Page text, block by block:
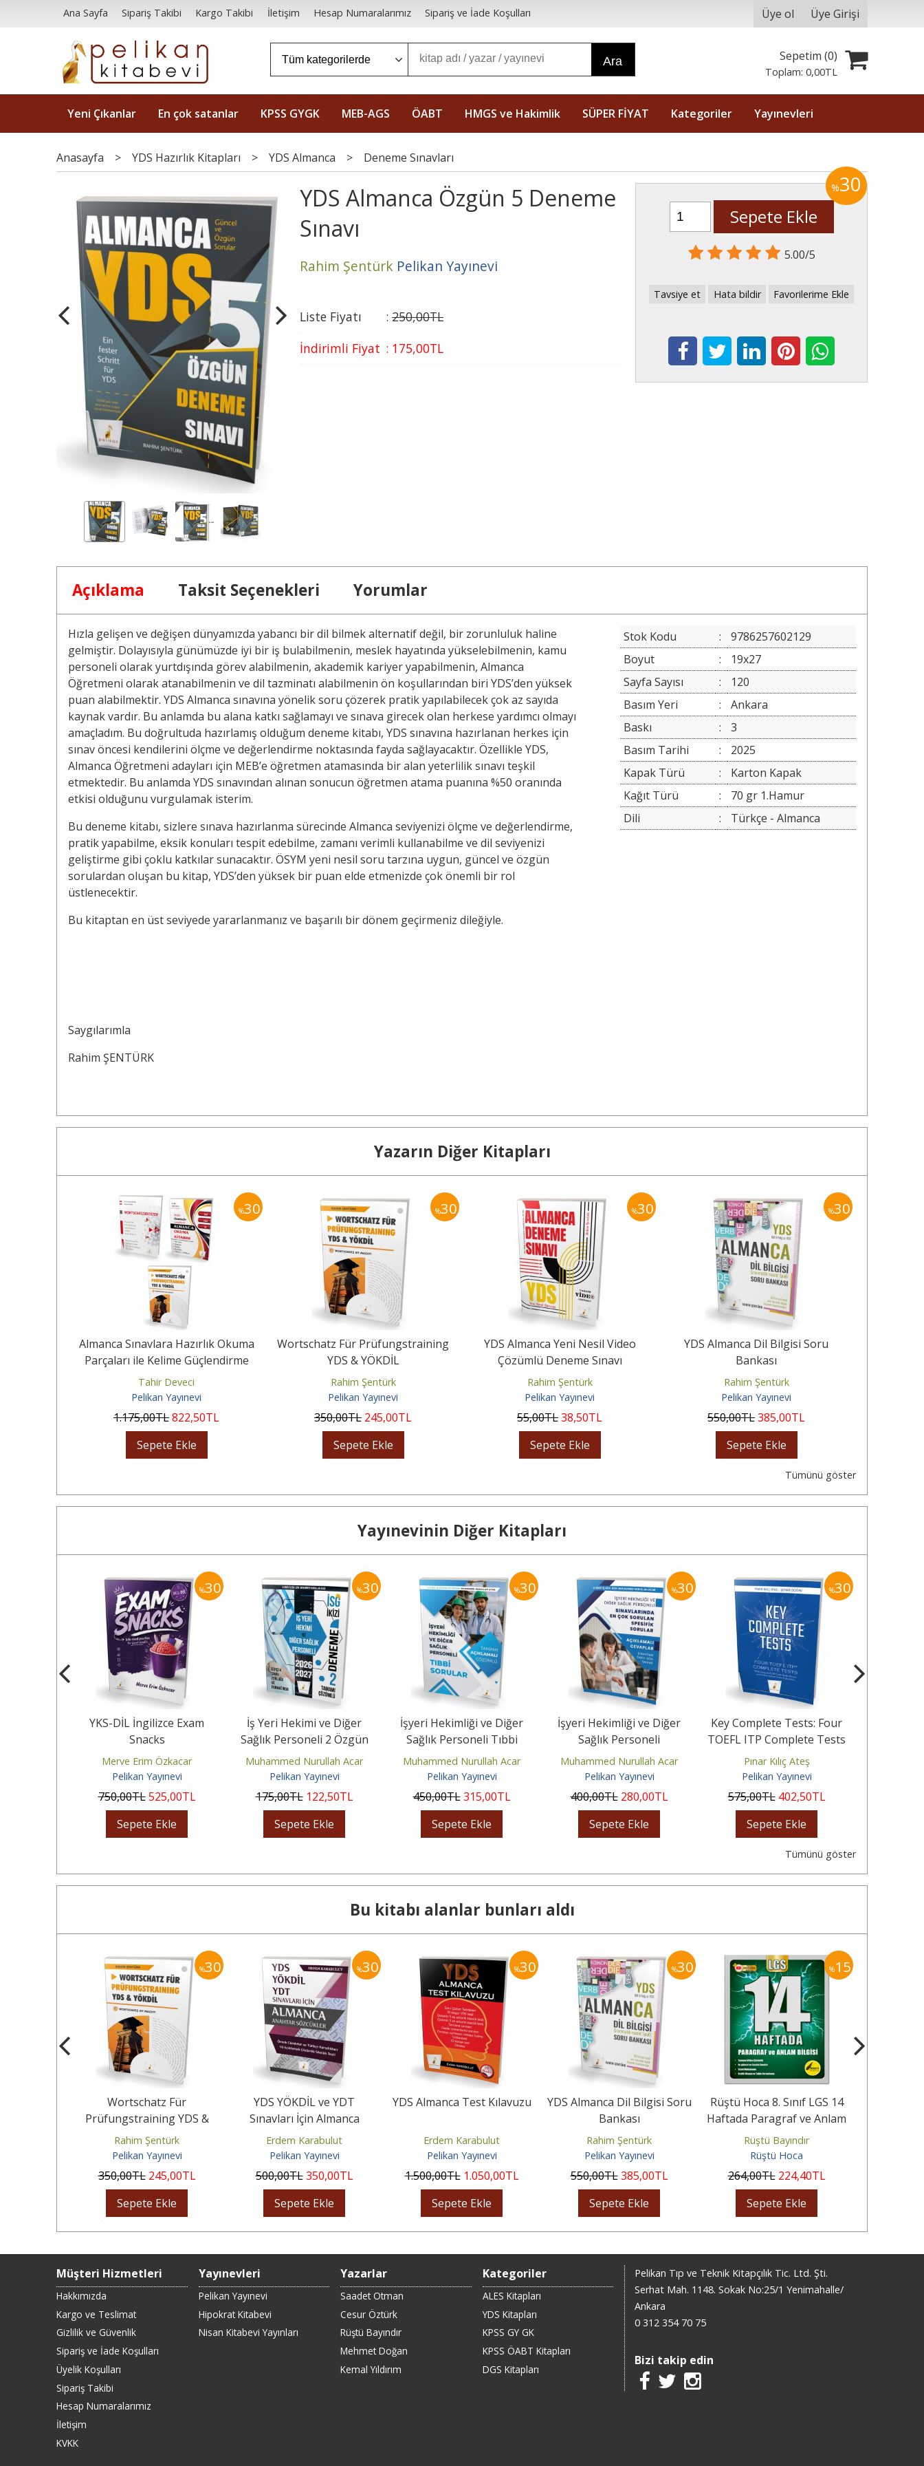
Ana Sayfa Sipariş Takibi Kargo Takibi İletişim Hesap Numaralarımız Sipariş ve İade Koşulları Üye ol Üye Girişi
Ara Sepetim (0)
Toplam:0,00TL
Yeni Çıkanlar En çok satanlar KPSS GYGK MEB-AGS ÖABT HMGS ve Hakimlik SÜPER FİYAT Kategoriler Yayınevleri
Anasayfa > YDS Hazırlık Kitapları > YDS Almanca > Deneme Sınavları
YDS Almanca Özgün 5 Deneme
Sınavı
Rahim Şentürk Pelikan Yayınevi
Liste Fiyatı : 250,00TL
İndirimli Fiyat : 175,00TL
%30
Sepete Ekle
5.00/5
Tavsiye et Hata bildir Favorilerime Ekle
Açıklama Taksit Seçenekleri Yorumlar
Hızla gelişen ve değişen dünyamızda yabancı bir dil bilmek alternatif değil, bir zorunluluk haline
gelmiştir. Dolayısıyla günümüzde iyi bir iş bulabilmenin, meslek hayatında yükselebilmenin, kamu
personeli olarak yurtdışında görev alabilmenin, akademik kariyer yapabilmenin, Almanca
Öğretmeni olarak atanabilmenin ve dil tazminatı alabilmenin ön koşullarından biri YDS’den yüksek
puan alabilmektir. YDS Almanca sınavına yönelik soru çözerek pratik yapılabilecek çok az sayıda
kaynak vardır. Bu anlamda bu alana katkı sağlamayı ve sınava girecek olan herkese yardımcı olmayı
amaçladım. Bu doğrultuda hazırlamış olduğum deneme kitabı, YDS sınavına hazırlanan herkes için
sınav öncesi kendilerini ölçme ve değerlendirme noktasında fayda sağlayacaktır. Özellikle YDS,
Almanca Öğretmeni adayları için MEB’e öğretmen atamasında bir alan yeterlilik sınavı teşkil
etmektedir. Bu anlamda YDS sınavından alınan sonucun öğretmen atama puanına %50 oranında
etkisi olduğunu vurgulamak isterim.
Bu deneme kitabı, sizlere sınava hazırlanma sürecinde Almanca seviyenizi ölçme ve değerlendirme,
pratik yapabilme, eksik konuları tespit edebilme, zamanı verimli kullanabilme ve dil seviyenizi
geliştirme gibi çoklu katkılar sunacaktır. ÖSYM yeni nesil soru tarzına uygun, güncel ve özgün
sorulardan oluşan bu kitap, YDS’den yüksek bir puan elde etmenizde çok önemli bir rol
üstlenecektir.
Bu kitaptan en üst seviyede yararlanmanız ve başarılı bir dönem geçirmeniz dileğiyle.
Saygılarımla
Rahim ŞENTÜRK
Stok Kodu :
9786257602129
Boyut
:
19x27
Sayfa Sayısı
:
120
Basım Yeri
:
Ankara
Baskı
:
3
Basım Tarihi
:
2025
Kapak Türü
:
Karton Kapak
Kağıt Türü
:
70 gr 1.Hamur
Dili
: Türkçe - Almanca
Yazarın Diğer Kitapları
%30
Almanca Sınavlara Hazırlık Okuma
Parçaları ile Kelime Güçlendirme
Seti
Tahir Deveci
Pelikan Yayınevi
1.175,00TL822,50TL
Sepete Ekle
%30
Wortschatz Für Prüfungstraining
YDS & YÖKDİL
Rahim Şentürk
Pelikan Yayınevi
350,00TL 245,00TL
Sepete Ekle
%30
YDS Almanca Yeni Nesil Video
Çözümlü Deneme Sınavı
Rahim Şentürk
Pelikan Yayınevi
55,00TL38,50TL
Sepete Ekle
%30
YDS Almanca Dil Bilgisi Soru
Bankası
Rahim Şentürk
Pelikan Yayınevi
550,00TL385,00TL
Sepete Ekle
Tümünü göster
Yayınevinin Diğer Kitapları
%30
YKS-DİL İngilizce Exam
Snacks
Merve Erim Özkacar
Pelikan Yayınevi
750,00TL 525,00TL
Sepete Ekle
%30
İş Yeri Hekimi ve Diğer
Sağlık Personeli 2 Özgün
Deneme Sınavı
Muhammed Nurullah Acar
Pelikan Yayınevi
175,00TL 122,50TL
Sepete Ekle
%30
İşyeri Hekimliği ve Diğer
Sağlık Personeli Tıbbi
Sorular
Muhammed Nurullah Acar
Pelikan Yayınevi
450,00TL 315,00TL
Sepete Ekle
%30
İşyeri Hekimliği ve Diğer
Sağlık Personeli
Sınavlarında En Çok
Sorulan...
Muhammed Nurullah Acar
Pelikan Yayınevi
400,00TL 280,00TL
Sepete Ekle
%30
Key Complete Tests: Four
TOEFL ITP Complete Tests
Pınar Kılıç Ateş
Pelikan Yayınevi
575,00TL 402,50TL
Sepete Ekle
Tümünü göster
Bu kitabı alanlar bunları aldı
%30
Wortschatz Für
Prüfungstraining YDS &
YÖKDİL
Rahim Şentürk
Pelikan Yayınevi
350,00TL 245,00TL
Sepete Ekle
%30
YDS YÖKDİL ve YDT
Sınavları İçin Almanca
Anahtar Sözcükler
Erdem Karabulut
Pelikan Yayınevi
500,00TL 350,00TL
Sepete Ekle
%30
YDS Almanca Test Kılavuzu
Erdem Karabulut
Pelikan Yayınevi
1.500,00TL 1.050,00TL
Sepete Ekle
%30
YDS Almanca Dil Bilgisi Soru
Bankası
Rahim Şentürk
Pelikan Yayınevi
550,00TL 385,00TL
Sepete Ekle
%15
Rüştü Hoca 8. Sınıf LGS 14
Haftada Paragraf ve Anlam
Bilgisi
Rüştü Bayındır
Rüştü Hoca
264,00TL 224,40TL
Sepete Ekle
Müşteri Hizmetleri
Hakkımızda
Kargo ve Teslimat
Gizlilik ve Güvenlik
Sipariş ve İade Koşulları
Üyelik Koşulları
Sipariş Takibi
Hesap Numaralarımız
İletişim
KVKK
Yayınevleri
Pelikan Yayınevi
Hipokrat Kitabevi
Nisan Kitabevi Yayınları
Yazarlar
Saadet Otman
Cesur Öztürk
Rüştü Bayındır
Mehmet Doğan
Kemal Yıldırım
Kategoriler
ALES Kitapları
YDS Kitapları
KPSS GY GK
KPSS ÖABT Kitapları
DGS Kitapları
Pelikan Tıp ve Teknik Kitapçılık Tic. Ltd. Şti.
Serhat Mah. 1148. Sokak No:25/1 Yenimahalle/
Ankara
0 312 354 70 75
Bizi takip edin